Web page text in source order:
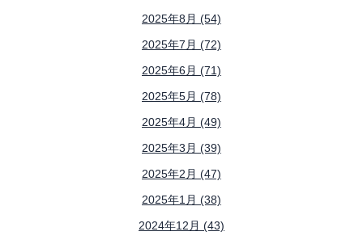
2025年8月 (54)
2025年7月 (72)
2025年6月 (71)
2025年5月 (78)
2025年4月 (49)
2025年3月 (39)
2025年2月 (47)
2025年1月 (38)
2024年12月 (43)